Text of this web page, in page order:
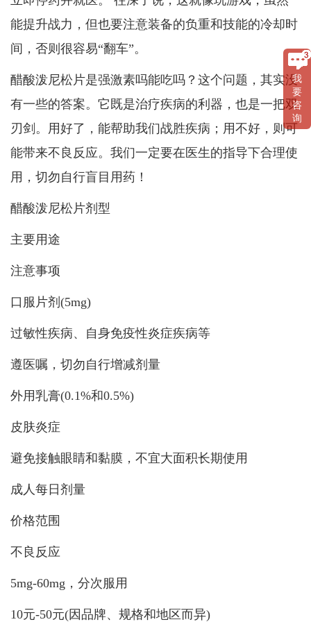
能提升战力，但也要注意装备的负重和技能的冷却时
间，否则很容易“翻车”。
醋酸泼尼松片是强激素吗能吃吗？这个问题，其实没
有一些的答案。它既是治疗疾病的利器，也是一把双
刃剑。用好了，能帮助我们战胜疾病；用不好，则可
能带来不良反应。我们一定要在医生的指导下合理使
用，切勿自行盲目用药！
醋酸泼尼松片剂型
主要用途
注意事项
口服片剂(5mg)
过敏性疾病、自身免疫性炎症疾病等
遵医嘱，切勿自行增减剂量
外用乳膏(0.1%和0.5%)
皮肤炎症
避免接触眼睛和黏膜，不宜大面积长期使用
成人每日剂量
价格范围
不良反应
5mg-60mg，分次服用
10元-50元(因品牌、规格和地区而异)
我
要
咨
询